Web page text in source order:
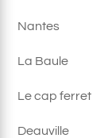
Nantes
La Baule
Le cap ferret
Deauville